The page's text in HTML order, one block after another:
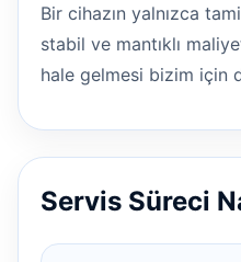
Bir cihazın yalnızca
stabil ve mantıklı
hale gelmesi bizim için
Servis Süreci